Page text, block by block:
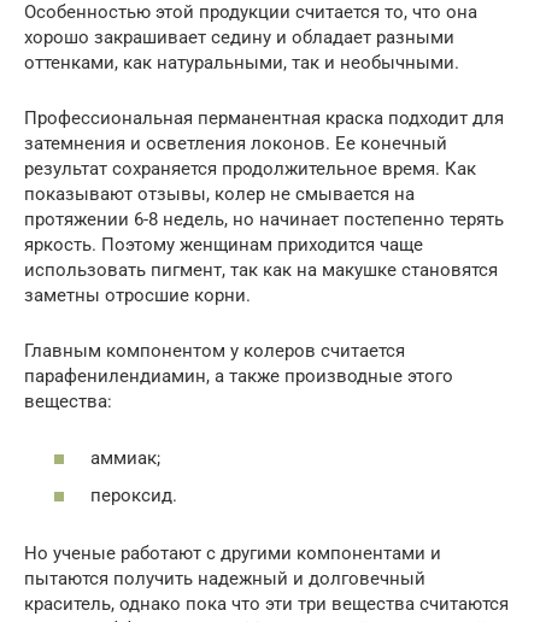
Особенностью этой продукции считается то, что она
хорошо закрашивает седину и обладает разными
оттенками, как натуральными, так и необычными.
Профессиональная перманентная краска подходит для
затемнения и осветления локонов. Ее конечный
результат сохраняется продолжительное время. Как
показывают отзывы, колер не смывается на
протяжении 6-8 недель, но начинает постепенно терять
яркость. Поэтому женщинам приходится чаще
использовать пигмент, так как на макушке становятся
заметны отросшие корни.
Главным компонентом у колеров считается
парафенилендиамин, а также производные этого
вещества:
аммиак;
пероксид.
Но ученые работают с другими компонентами и
пытаются получить надежный и долговечный
краситель, однако пока что эти три вещества считаются